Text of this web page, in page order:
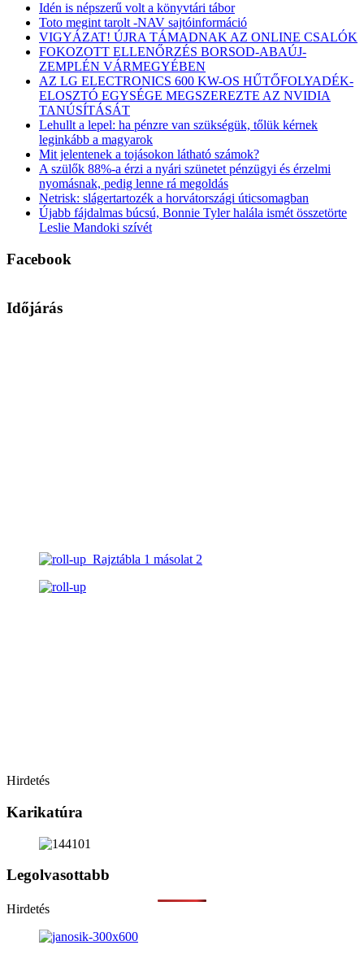
Idén is népszerű volt a könyvtári tábor
Toto megint tarolt -NAV sajtóinformáció
VIGYÁZAT! ÚJRA TÁMADNAK AZ ONLINE CSALÓK
FOKOZOTT ELLENŐRZÉS BORSOD-ABAÚJ-
ZEMPLÉN VÁRMEGYÉBEN
AZ LG ELECTRONICS 600 KW-OS HŰTŐFOLYADÉK-
ELOSZTÓ EGYSÉGE MEGSZEREZTE AZ NVIDIA
TANÚSÍTÁSÁT
Lehullt a lepel: ha pénzre van szükségük, tőlük kérnek
leginkább a magyarok
Mit jelentenek a tojásokon látható számok?
A szülők 88%-a érzi a nyári szünetet pénzügyi és érzelmi
nyomásnak, pedig lenne rá megoldás
Netrisk: slágertartozék a horvátországi úticsomagban
Újabb fájdalmas búcsú, Bonnie Tyler halála ismét összetörte
Leslie Mandoki szívét
Facebook
Időjárás
Hirdetés
Karikatúra
Legolvasottabb
Hirdetés